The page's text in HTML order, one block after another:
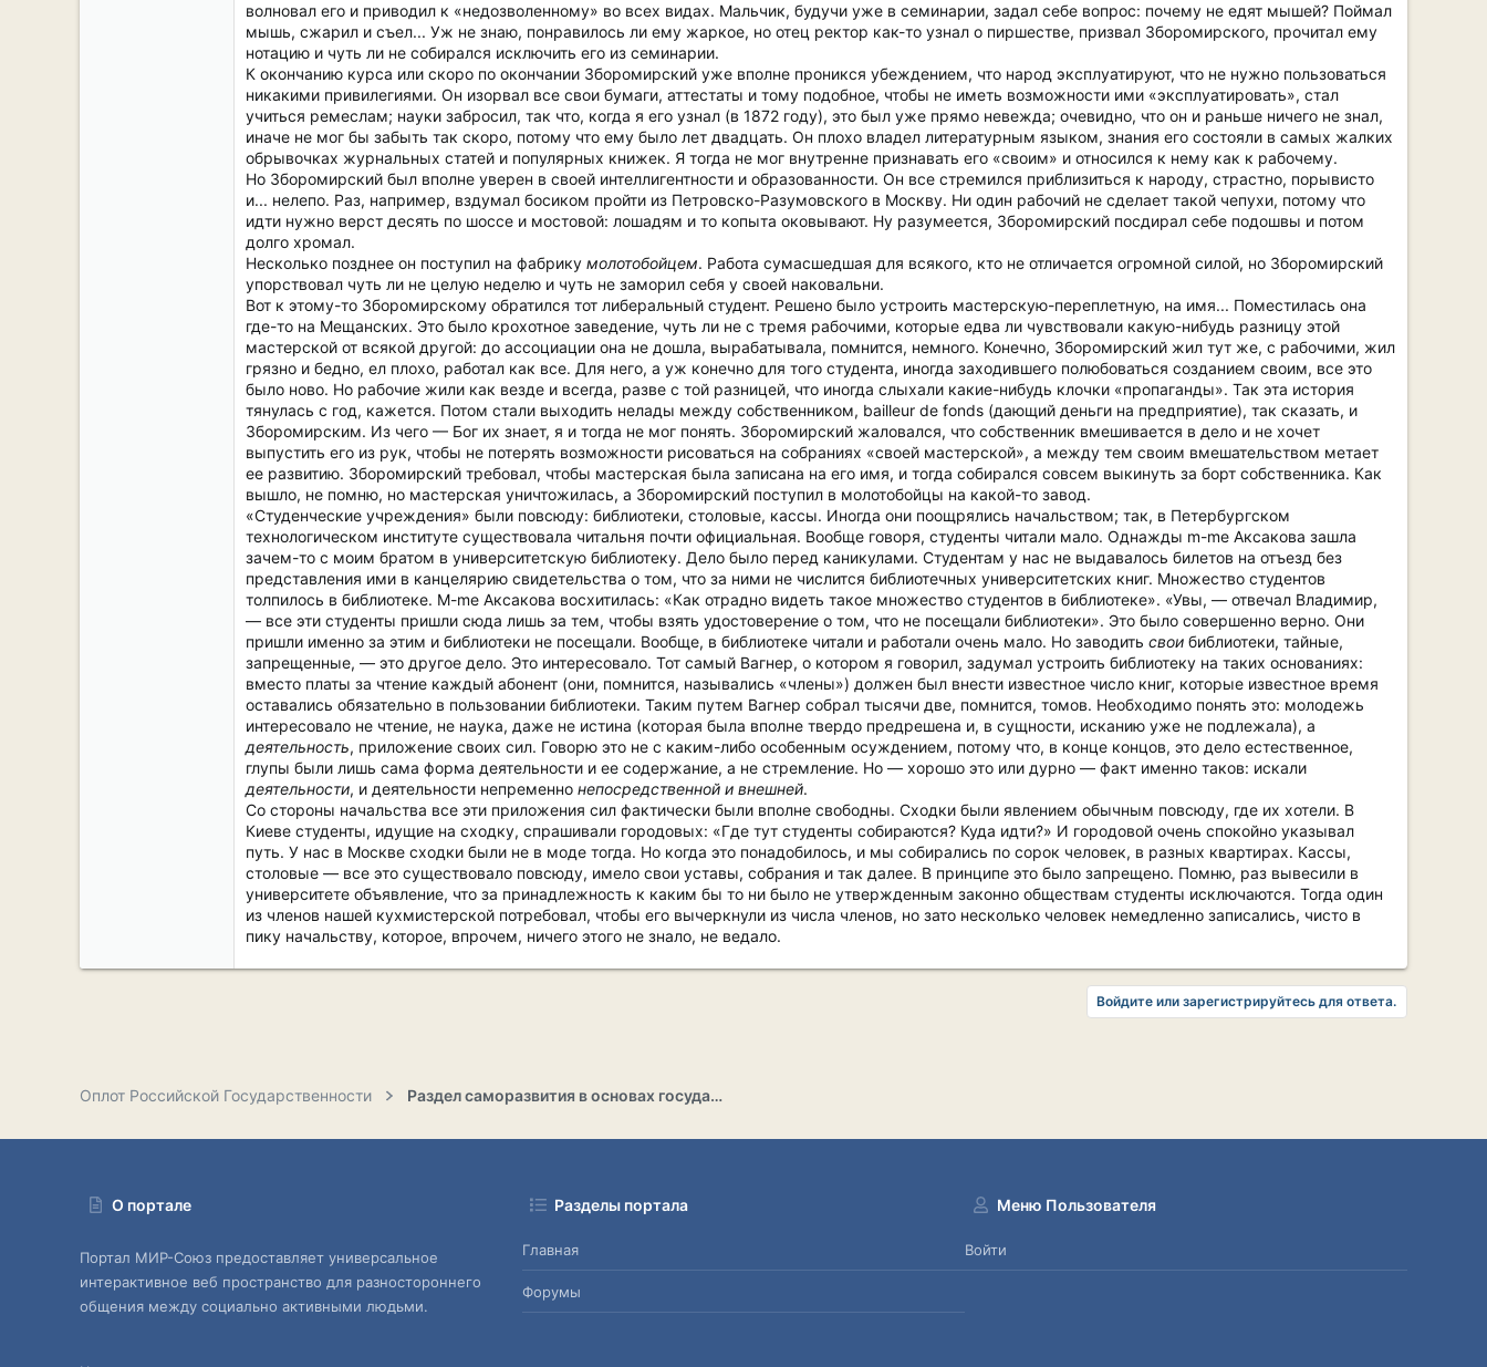
волновал его и приводил к «недозволенному» во всех видах. Мальчик, будучи уже в семинарии, задал себе вопрос: почему не едят мышей? Поймал
мышь, сжарил и съел... Уж не знаю, понравилось ли ему жаркое, но отец ректор как-то узнал о пиршестве, призвал Зборомирского, прочитал ему
нотацию и чуть ли не собирался исключить его из семинарии.
К окончанию курса или скоро по окончании Зборомирский уже вполне проникся убеждением, что народ эксплуатируют, что не нужно пользоваться
никакими привилегиями. Он изорвал все свои бумаги, аттестаты и тому подобное, чтобы не иметь возможности ими «эксплуатировать», стал
учиться ремеслам; науки забросил, так что, когда я его узнал (в 1872 году), это был уже прямо невежда; очевидно, что он и раньше ничего не знал,
иначе не мог бы забыть так скоро, потому что ему было лет двадцать. Он плохо владел литературным языком, знания его состояли в самых жалких
обрывочках журнальных статей и популярных книжек. Я тогда не мог внутренне признавать его «своим» и относился к нему как к рабочему.
Но Зборомирский был вполне уверен в своей интеллигентности и образованности. Он все стремился приблизиться к народу, страстно, порывисто
и... нелепо. Раз, например, вздумал босиком пройти из Петровско-Разумовского в Москву. Ни один рабочий не сделает такой чепухи, потому что
идти нужно верст десять по шоссе и мостовой: лошадям и то копыта оковывают. Ну разумеется, Зборомирский посдирал себе подошвы и потом
долго хромал.
Несколько позднее он поступил на фабрику молотобойцем. Работа сумасшедшая для всякого, кто не отличается огромной силой, но Зборомирский
упорствовал чуть ли не целую неделю и чуть не заморил себя у своей наковальни.
Вот к этому-то Зборомирскому обратился тот либеральный студент. Решено было устроить мастерскую-переплетную, на имя... Поместилась она
где-то на Мещанских. Это было крохотное заведение, чуть ли не с тремя рабочими, которые едва ли чувствовали какую-нибудь разницу этой
мастерской от всякой другой: до ассоциации она не дошла, вырабатывала, помнится, немного. Конечно, Зборомирский жил тут же, с рабочими, жил
грязно и бедно, ел плохо, работал как все. Для него, а уж конечно для того студента, иногда заходившего полюбоваться созданием своим, все это
было ново. Но рабочие жили как везде и всегда, разве с той разницей, что иногда слыхали какие-нибудь клочки «пропаганды». Так эта история
тянулась с год, кажется. Потом стали выходить нелады между собственником, bailleur de fonds (дающий деньги на предприятие), так сказать, и
Зборомирским. Из чего — Бог их знает, я и тогда не мог понять. Зборомирский жаловался, что собственник вмешивается в дело и не хочет
выпустить его из рук, чтобы не потерять возможности рисоваться на собраниях «своей мастерской», а между тем своим вмешательством метает
ее развитию. Зборомирский требовал, чтобы мастерская была записана на его имя, и тогда собирался совсем выкинуть за борт собственника. Как
вышло, не помню, но мастерская уничтожилась, а Зборомирский поступил в молотобойцы на какой-то завод.
«Студенческие учреждения» были повсюду: библиотеки, столовые, кассы. Иногда они поощрялись начальством; так, в Петербургском
технологическом институте существовала читальня почти официальная. Вообще говоря, студенты читали мало. Однажды m-me Аксакова зашла
зачем-то с моим братом в университетскую библиотеку. Дело было перед каникулами. Студентам у нас не выдавалось билетов на отъезд без
представления ими в канцелярию свидетельства о том, что за ними не числится библиотечных университетских книг. Множество студентов
толпилось в библиотеке. M-me Аксакова восхитилась: «Как отрадно видеть такое множество студентов в библиотеке». «Увы, — отвечал Владимир,
— все эти студенты пришли сюда лишь за тем, чтобы взять удостоверение о том, что не посещали библиотеки». Это было совершенно верно. Они
пришли именно за этим и библиотеки не посещали. Вообще, в библиотеке читали и работали очень мало. Но заводить свои библиотеки, тайные,
запрещенные, — это другое дело. Это интересовало. Тот самый Вагнер, о котором я говорил, задумал устроить библиотеку на таких основаниях:
вместо платы за чтение каждый абонент (они, помнится, назывались «члены») должен был внести известное число книг, которые известное время
оставались обязательно в пользовании библиотеки. Таким путем Вагнер собрал тысячи две, помнится, томов. Необходимо понять это: молодежь
интересовало не чтение, не наука, даже не истина (которая была вполне твердо предрешена и, в сущности, исканию уже не подлежала), а
деятельность, приложение своих сил. Говорю это не с каким-либо особенным осуждением, потому что, в конце концов, это дело естественное,
глупы были лишь сама форма деятельности и ее содержание, а не стремление. Но — хорошо это или дурно — факт именно таков: искали
деятельности, и деятельности непременно непосредственной и внешней.
Со стороны начальства все эти приложения сил фактически были вполне свободны. Сходки были явлением обычным повсюду, где их хотели. В
Киеве студенты, идущие на сходку, спрашивали городовых: «Где тут студенты собираются? Куда идти?» И городовой очень спокойно указывал
путь. У нас в Москве сходки были не в моде тогда. Но когда это понадобилось, и мы собирались по сорок человек, в разных квартирах. Кассы,
столовые — все это существовало повсюду, имело свои уставы, собрания и так далее. В принципе это было запрещено. Помню, раз вывесили в
университете объявление, что за принадлежность к каким бы то ни было не утвержденным законно обществам студенты исключаются. Тогда один
из членов нашей кухмистерской потребовал, чтобы его вычеркнули из числа членов, но зато несколько человек немедленно записались, чисто в
пику начальству, которое, впрочем, ничего этого не знало, не ведало.
Войдите или зарегистрируйтесь для ответа.
Оплот Российской Государственности Раздел саморазвития в основах государственности
О портале
Портал МИР-Союз предоставляет универсальное
интерактивное веб пространство для разностороннего
общения между социально активными людьми.
Разделы портала
Главная
Форумы
Меню Пользователя
Войти